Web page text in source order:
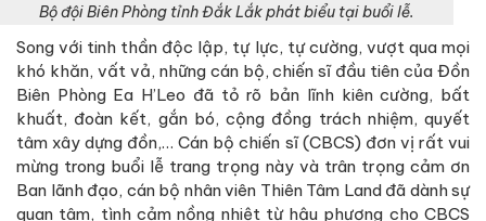
Bộ đội Biên Phòng tỉnh Đắk Lắk phát biểu tại buổi lễ.
Song với tinh thần độc lập, tự lực, tự cường, vượt qua mọi
khó khăn, vất vả, những cán bộ, chiến sĩ đầu tiên của Đồn
Biên Phòng Ea H’Leo đã tỏ rõ bản lĩnh kiên cường, bất
khuất, đoàn kết, gắn bó, cộng đồng trách nhiệm, quyết
tâm xây dựng đồn,… Cán bộ chiến sĩ (CBCS) đơn vị rất vui
mừng trong buổi lễ trang trọng này và trân trọng cảm ơn
Ban lãnh đạo, cán bộ nhân viên Thiên Tâm Land đã dành sự
quan tâm, tình cảm nồng nhiệt từ hậu phương cho CBCS